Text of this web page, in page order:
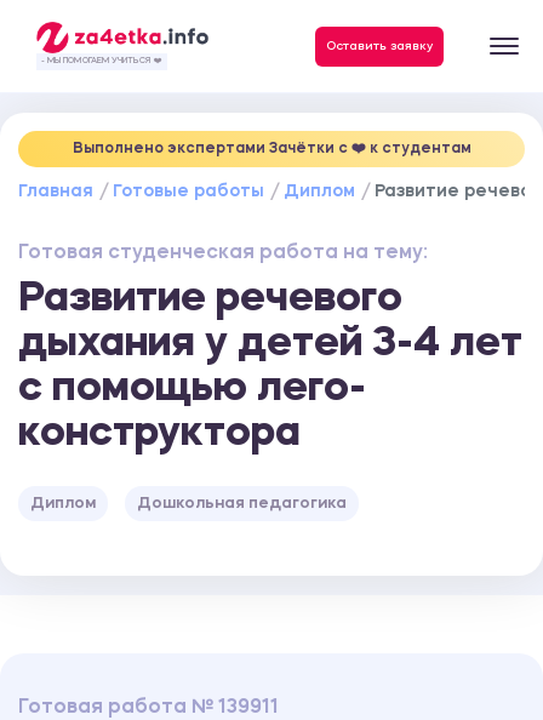
- МЫ ПОМОГАЕМ УЧИТЬСЯ ❤️
Оставить заявку
Выполнено экспертами Зачётки c ❤️ к студентам
Главная Готовые работы Диплом Развитие
Готовая студенческая работа на тему:
Развитие речевого
дыхания у детей 3-4 лет
с помощью лего-
конструктора
Диплом Дошкольная педагогика
Готовая работа № 139911